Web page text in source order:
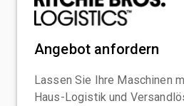
Angebot anfordern
Lassen Sie Ihre Maschinen
Haus-Logistik und